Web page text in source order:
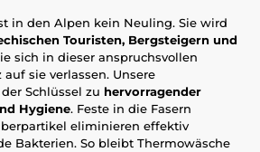
in den Alpen kein Neuling. Sie wird
Touristen, Bergsteigern und
sich in dieser anspruchsvollen
sie verlassen. Unsere
Schlüssel zu hervorragender
Hygiene. Feste in die Fasern
eliminieren effektiv
Bakterien. So bleibt Thermowäsche